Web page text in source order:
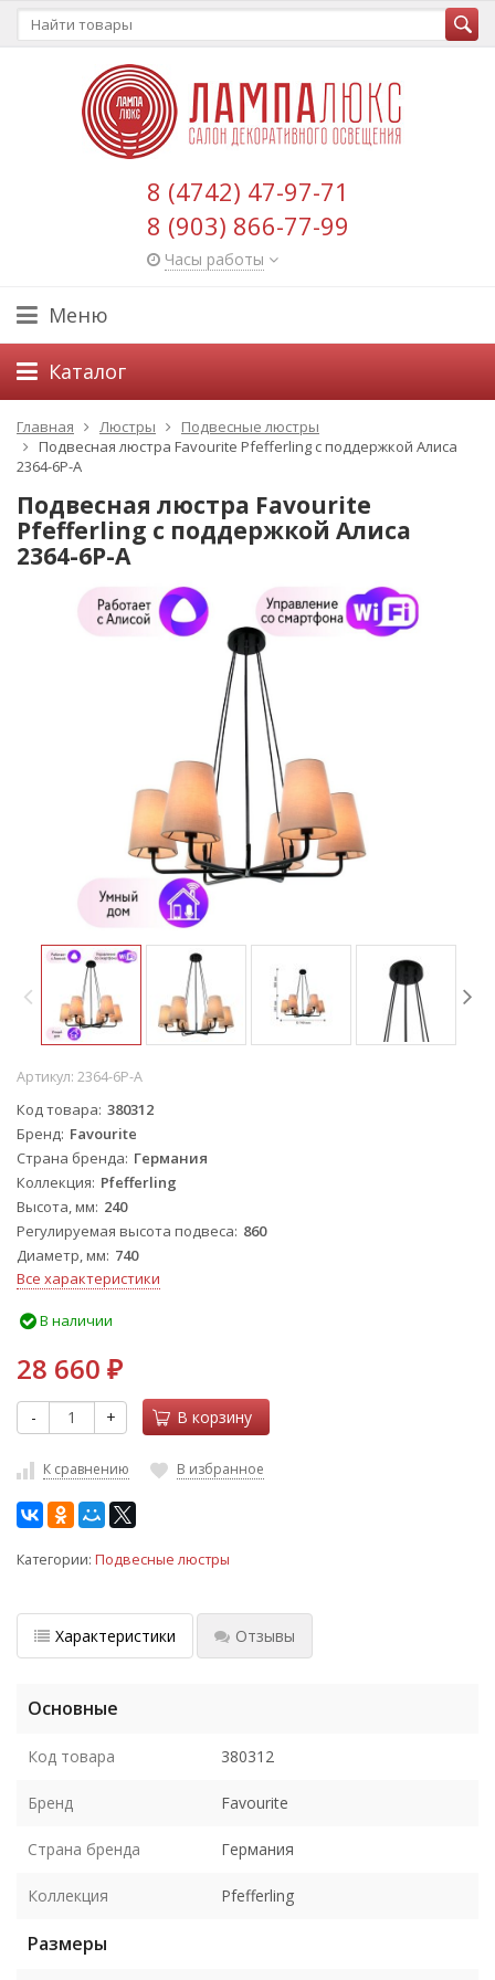
8 (4742) 47-97-71
8 (903) 866-77-99
Часы работы
Меню
Каталог
Главная Люстры
Подвесные люстры
Подвесная люстра Favourite Pfefferling с поддержкой Алиса
2364-6P-A
Подвесная люстра Favourite
Pfefferling с поддержкой Алиса
2364-6P-A
Артикул: 2364-6P-A
Код товара 380312
Бренд Favourite
Страна бренда Германия
Коллекция Pfefferling
Высота, мм 240
Регулируемая высота подвеса 860
Диаметр, мм 740
Все характеристики
В наличии
28 660 ₽
- + В корзину
К сравнению В избранное
Категории: Подвесные люстры
Характеристики Отзывы
Основные
Код товара 380312
Бренд Favourite
Страна бренда Германия
Коллекция Pfefferling
Размеры